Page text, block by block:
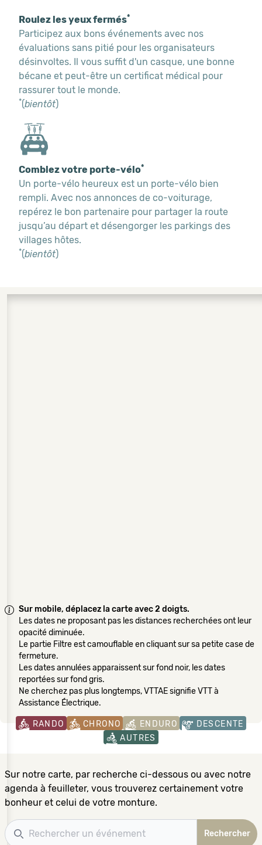
Roulez les yeux fermés*
Participez aux bons événements avec nos
évaluations sans pitié pour les organisateurs
désinvoltes. Il vous suffit d'un casque, une bonne
bécane et peut-être un certificat médical pour
rassurer tout le monde.
*(bientôt)
Comblez votre porte-vélo*
Un porte-vélo heureux est un porte-vélo bien
rempli. Avec nos annonces de co-voiturage,
repérez le bon partenaire pour partager la route
jusqu’au départ et désengorger les parkings des
villages hôtes.
*(bientôt)
Sur mobile, déplacez la carte avec 2 doigts.
Les dates ne proposant pas les distances recherchées ont leur
opacité diminuée.
Le partie Filtre est camouflable en cliquant sur sa petite case de
fermeture.
Les dates annulées apparaissent sur fond noir, les dates
reportées sur fond gris.
Ne cherchez pas plus longtemps, VTTAE signifie VTT à
Assistance Électrique.
RANDO CHRONO ENDURO
DESCENTE
AUTRES
Sur notre carte, par recherche ci-dessous ou avec notre
agenda à feuilleter, vous trouverez certainement votre
bonheur et celui de votre monture.
Recherche